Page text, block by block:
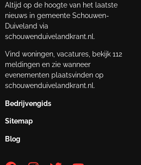
Altijd op de hoogte van het laatste
nieuws in gemeente Schouwen-
Duiveland via
schouwenduivelandkrant.nl.
Vind woningen, vacatures, bekijk 112
meldingen en zie wanneer
evenementen plaatsvinden op
schouwenduivelandkrant.nl.
Bedrijvengids
Sitemap
Blog